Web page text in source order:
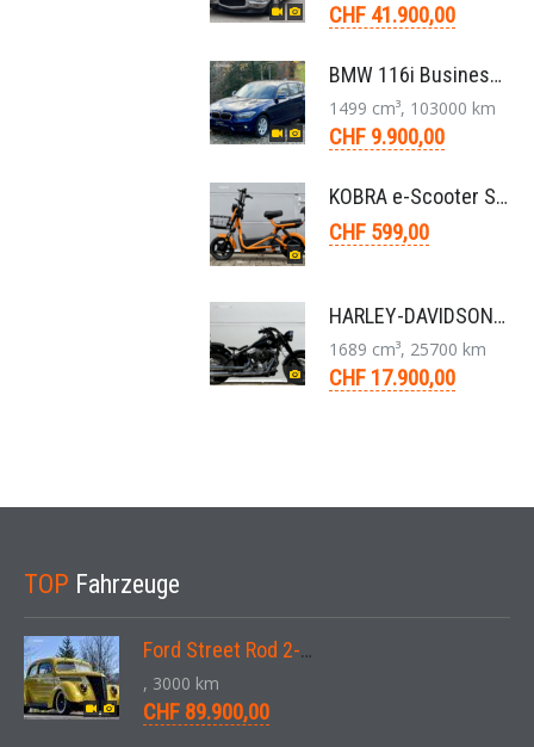
CHF 41.900,00
BMW 116i Business 1er F20 Limousine 1.5 6-Gang 2016
1499 cm³, 103000 km
CHF 9.900,00
KOBRA e-Scooter SG G60 240 Watt
CHF 599,00
HARLEY-DAVIDSON FLS Softail Slim ABS Chopper 6-Gang 2013
1689 cm³, 25700 km
CHF 17.900,00
TOP Fahrzeuge
Ford Street Rod 2-Door V8 Aut. 1937
, 3000 km
CHF 89.900,00